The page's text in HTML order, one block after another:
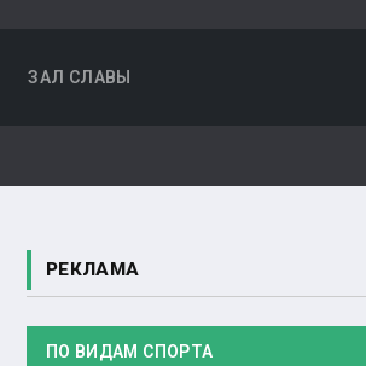
ЗАЛ СЛАВЫ
РЕКЛАМА
ПО ВИДАМ СПОРТА